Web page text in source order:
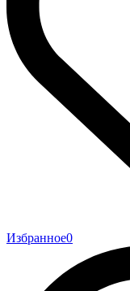
Избранное0